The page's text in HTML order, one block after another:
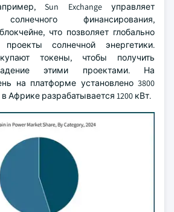
Sun Exchange управляет
финансирования,
что позволяет глобально
проекты солнечной энергетики.
токены, чтобы получить
этими проектами. На
на платформе установлено 3800
Африке разрабатывается 1200 кВт.